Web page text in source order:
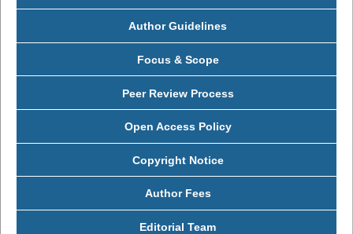
Author Guidelines
Focus & Scope
Peer Review Process
Open Access Policy
Copyright Notice
Author Fees
Editorial Team